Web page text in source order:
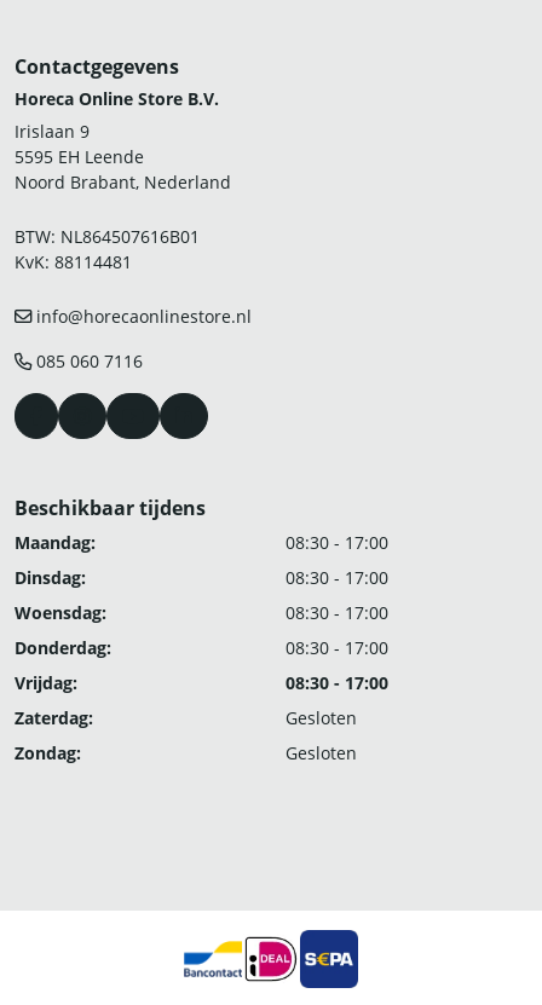
Contactgegevens
Horeca Online Store B.V.
Irislaan 9
5595 EH Leende
Noord Brabant, Nederland
BTW: NL864507616B01
KvK: 88114481
info@horecaonlinestore.nl
085 060 7116
Beschikbaar tijdens
Maandag:
08:30 - 17:00
Dinsdag:
08:30 - 17:00
Woensdag:
08:30 - 17:00
Donderdag:
08:30 - 17:00
Vrijdag:
08:30 - 17:00
Zaterdag:
Gesloten
Zondag:
Gesloten